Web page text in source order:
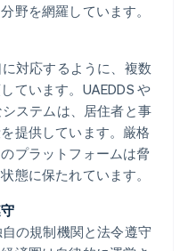
野を網羅しています。
対応するように、複数
ています。UAEDDS や
ステムは、居住者と事
提供しています。厳格
プラットフォームは脅
態に保たれています。
の規制機関と法令遵守